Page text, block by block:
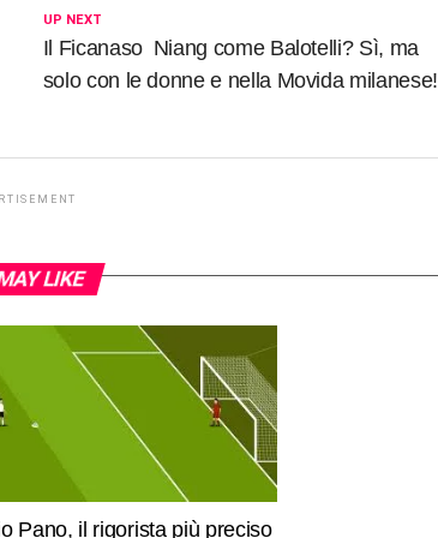
UP NEXT
Il Ficanaso  Niang come Balotelli? Sì, ma
solo con le donne e nella Movida milanese!
LIKE
Pano, il rigorista più preciso